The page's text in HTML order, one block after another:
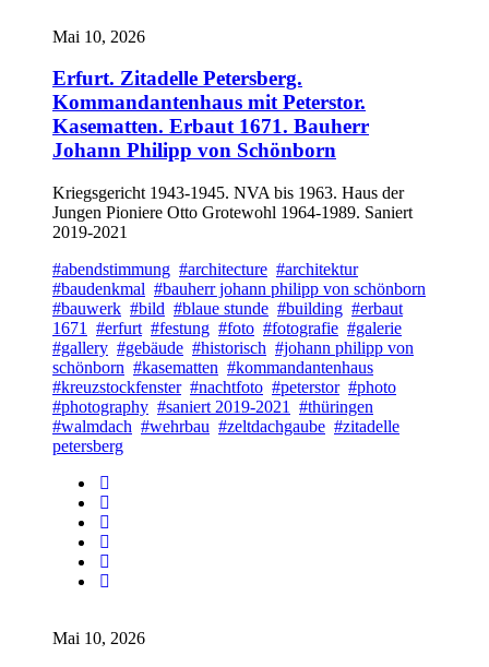
Mai 10, 2026
Erfurt. Zitadelle Petersberg.
Kommandantenhaus mit Peterstor.
Kasematten. Erbaut 1671. Bauherr
Johann Philipp von Schönborn
Kriegsgericht 1943-1945. NVA bis 1963. Haus der
Jungen Pioniere Otto Grotewohl 1964-1989. Saniert
2019-2021
#abendstimmung #architecture #architektur
#baudenkmal #bauherr johann philipp von schönborn
#bauwerk #bild #blaue stunde #building #erbaut
1671
#erfurt #festung #foto #fotografie #galerie
#gallery #gebäude #historisch #johann philipp von
schönborn #kasematten #kommandantenhaus
#kreuzstockfenster #nachtfoto #peterstor #photo
#photography #saniert 2019-2021
#thüringen
#walmdach #wehrbau #zeltdachgaube #zitadelle
petersberg
Mai 10, 2026